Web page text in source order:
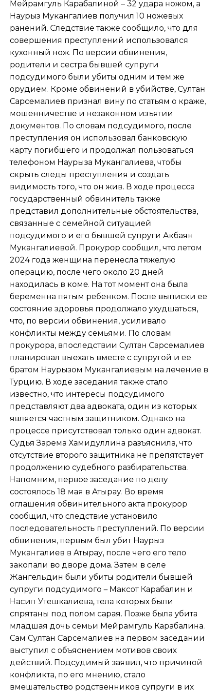
Мейрамгуль Карабалиной – 32 удара ножом, а
Наурыз Мукангалиев получил 10 ножевых
ранений. Следствие также сообщило, что для
совершения преступлений использовался
кухонный нож. По версии обвинения,
родители и сестра бывшей супруги
подсудимого были убиты одним и тем же
орудием. Кроме обвинений в убийстве, Султан
Сарсемалиев признал вину по статьям о краже,
мошенничестве и незаконном изъятии
документов. По словам подсудимого, после
преступления он использовал банковскую
карту погибшего и продолжал пользоваться
телефоном Наурыза Мукангалиева, чтобы
скрыть следы преступления и создать
видимость того, что он жив. В ходе процесса
государственный обвинитель также
представил дополнительные обстоятельства,
связанные с семейной ситуацией
подсудимого и его бывшей супруги Акбаян
Мукангалиевой. Прокурор сообщил, что летом
2024 года женщина перенесла тяжелую
операцию, после чего около 20 дней
находилась в коме. На тот момент она была
беременна пятым ребенком. После выписки ее
состояние здоровья продолжало ухудшаться,
что, по версии обвинения, усиливало
конфликты между семьями. По словам
прокурора, впоследствии Султан Сарсемалиев
планировал выехать вместе с супругой и ее
братом Наурызом Мукангалиевым на лечение в
Турцию. В ходе заседания также стало
известно, что интересы подсудимого
представляют два адвоката, один из которых
является частным защитником. Однако на
процессе присутствовал только один адвокат.
Судья Зарема Хамидуллина разъяснила, что
отсутствие второго защитника не препятствует
продолжению судебного разбирательства.
Напомним, первое заседание по делу
состоялось 18 мая в Атырау. Во время
оглашения обвинительного акта прокурор
сообщил, что следствие установило
последовательность преступлений. По версии
обвинения, первым был убит Наурыз
Мукангалиев в Атырау, после чего его тело
закопали во дворе дома. Затем в селе
Жангельдин были убиты родители бывшей
супруги подсудимого – Максот Карабалин и
Насип Утешкалиева, тела которых были
спрятаны под полом сарая. Позже была убита
младшая дочь семьи Мейрамгуль Карабалина.
Сам Султан Сарсемалиев на первом заседании
выступил с объяснением мотивов своих
действий. Подсудимый заявил, что причиной
конфликта, по его мнению, стало
вмешательство родственников супруги в их